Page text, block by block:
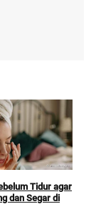
Tidur agar
dan Segar di